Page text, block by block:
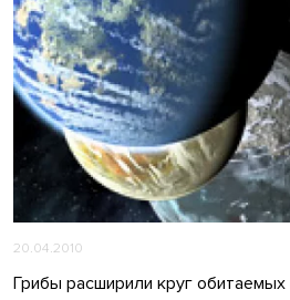
20.04.2010
Грибы расширили круг обитаемых